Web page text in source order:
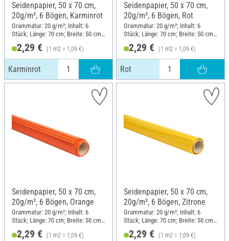
Seidenpapier, 50 x 70 cm,
20g/m², 6 Bögen, Karminrot
Grammatur: 20 g/m²; Inhalt: 6
Stück; Länge: 70 cm; Breite: 50 cm;
Material: Papier
2,29 € (1 m2 = 1,09 €)
Karminrot
Seidenpapier, 50 x 70 cm,
20g/m², 6 Bögen, Rot
Grammatur: 20 g/m²; Inhalt: 6
Stück; Länge: 70 cm; Breite: 50 cm;
Material: Papier
2,29 € (1 m2 = 1,09 €)
Rot
Seidenpapier, 50 x 70 cm,
20g/m², 6 Bögen, Orange
Grammatur: 20 g/m²; Inhalt: 6
Stück; Länge: 70 cm; Breite: 50 cm;
2,29 € (1 m2 = 1,09 €)
Seidenpapier, 50 x 70 cm,
20g/m², 6 Bögen, Zitrone
Grammatur: 20 g/m²; Inhalt: 6
Stück; Länge: 70 cm; Breite: 50 cm;
2,29 € (1 m2 = 1,09 €)